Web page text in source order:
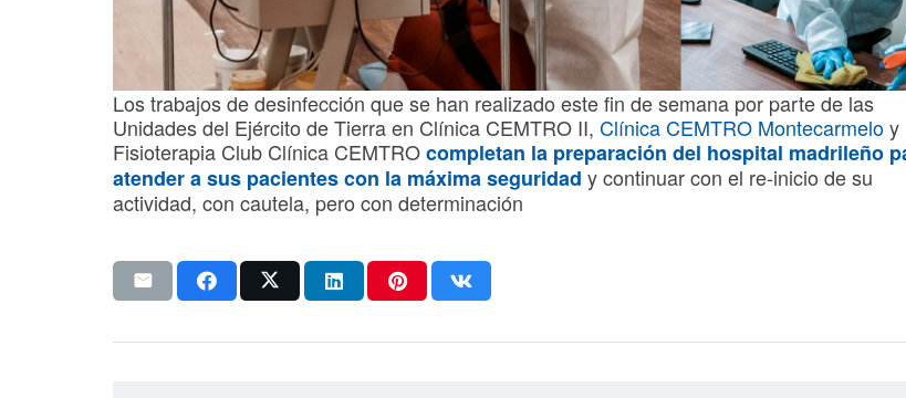
Los trabajos de desinfección que se han realizado este fin de semana por parte de las
Unidades del Ejército de Tierra en Clínica CEMTRO II, Clínica CEMTRO Montecarmeloy
Fisioterapia Club Clínica CEMTROcompletan la preparación del hospital madrileño
atender a sus pacientes con la máxima seguridad y continuar con el re-inicio de su
actividad, con cautela, pero con determinación